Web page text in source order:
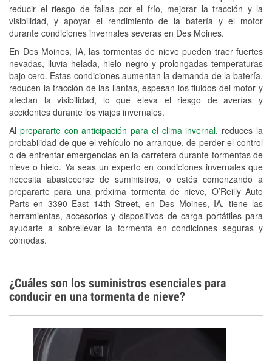
reducir el riesgo de fallas por el frío, mejorar la tracción y la
visibilidad, y apoyar el rendimiento de la batería y el motor
durante condiciones invernales severas en Des Moines.
En Des Moines, IA, las tormentas de nieve pueden traer fuertes
nevadas, lluvia helada, hielo negro y prolongadas temperaturas
bajo cero. Estas condiciones aumentan la demanda de la batería,
reducen la tracción de las llantas, espesan los fluidos del motor y
afectan la visibilidad, lo que eleva el riesgo de averías y
accidentes durante los viajes invernales.
Al prepararte con anticipación para el clima invernal, reduces la
probabilidad de que el vehículo no arranque, de perder el control
o de enfrentar emergencias en la carretera durante tormentas de
nieve o hielo. Ya seas un experto en condiciones invernales que
necesita abastecerse de suministros, o estés comenzando a
prepararte para una próxima tormenta de nieve, O’Reilly Auto
Parts en 3390 East 14th Street, en Des Moines, IA, tiene las
herramientas, accesorios y dispositivos de carga portátiles para
ayudarte a sobrellevar la tormenta en condiciones seguras y
cómodas.
Instalación de bombillas de faros
Instalación de limpiaparabrisas
Programa de Préstamo de
Herramientas
Rectificación de tambores y discos de
freno
Snowstorm Supplies
Tornado Supplies
Conoce más
Idiomas adicionales
Criollo francés, Español
¿Cuáles son los suministros esenciales para
conducir en una tormenta de nieve?